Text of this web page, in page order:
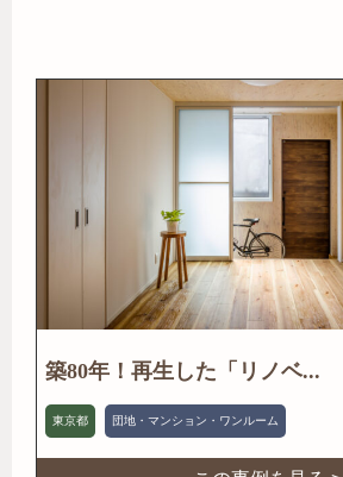
築80年！再生した「リノベ...
東京都 団地・マンション・ワンルーム